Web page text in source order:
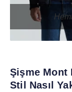
Şişme Mont
Stil Nasıl